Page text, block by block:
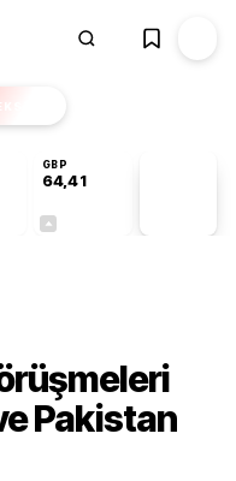
GBP
64,41
Pakistan